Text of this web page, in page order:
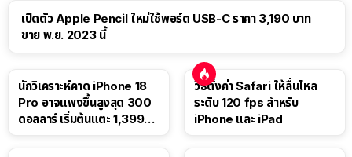
เปิดตัว Apple Pencil ใหม่ใช้พอร์ต USB-C ราคา 3,190 บาท
ขาย พ.ย. 2023 นี้
นักวิเคราะห์คาด iPhone 18
Pro อาจแพงขึ้นสูงสุด 300
ดอลลาร์ เริ่มต้นแตะ 1,399
วิธีตั้งค่า Safari ให้ลื่นไหล
ระดับ 120 fps สำหรับ
iPhone และ iPad